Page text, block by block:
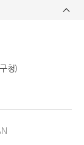
청)